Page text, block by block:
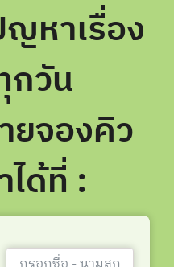
หาเรื่อง
กวัน
ยจองคิว
ด้ที่ :